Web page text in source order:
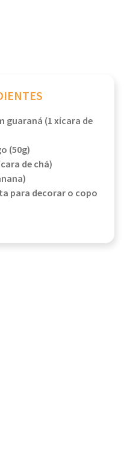
guaraná (1 xícara de
(50g)
de chá)
para decorar o copo